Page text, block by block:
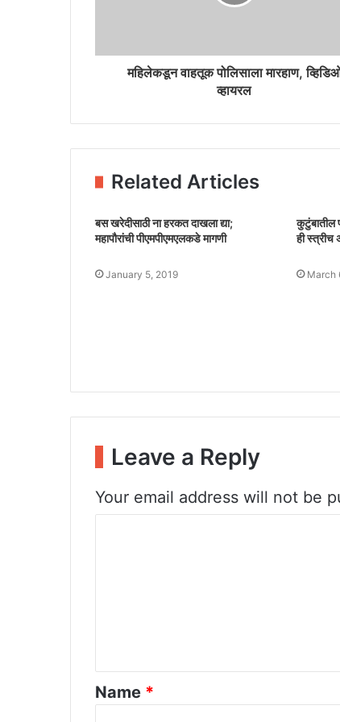
महिलेकडून वाहतूक पोलिसाला मारहाण,
व्हायरल
Related Articles
बस खरेदीसाठी ना हरकत दाखला द्या;
महापौरांची पीएमपीएमएलकडे मागणी
January 5, 2019
कुटुंबातील
ही स्त्रीच
March
Leave a Reply
Your email address will not be
t
*
Name *